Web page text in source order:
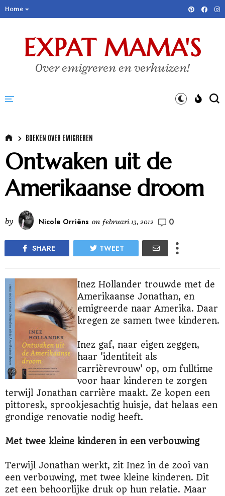
Home
EXPAT MAMA'S
Over emigreren en verhuizen!
BOEKEN OVER EMIGREREN
Ontwaken uit de
Amerikaanse droom
by Nicole Orriëns on februari 13, 2012 0
SHARE TWEET
Inez Hollander trouwde met de
Amerikaanse Jonathan, en
emigreerde naar Amerika. Daar
kregen ze samen twee kinderen.
Inez gaf, naar eigen zeggen,
haar 'identiteit als
carrièrevrouw' op, om fulltime
voor haar kinderen te zorgen
terwijl Jonathan carrière maakt. Ze kopen een
pittoresk, sprookjesachtig huisje, dat helaas een
grondige renovatie nodig heeft.
Met twee kleine kinderen in een verbouwing
Terwijl Jonathan werkt, zit Inez in de zooi van
een verbouwing, met twee kleine kinderen. Dit
zet een behoorlijke druk op hun relatie. Maar